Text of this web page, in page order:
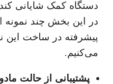
دستگاه کمک شایانی
در این بخش چند نمونه
پیشرفته در ساخت
می‌کنیم.
پشتیبانی از حالت